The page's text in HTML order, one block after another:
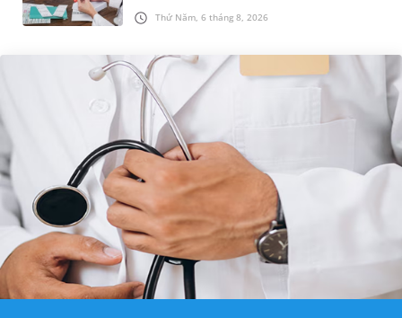
Thứ Năm, 6 tháng 8, 2026
nhỏ ở vùng bẹn hoặc cơ quan sinh dục. Nếu
hạch mới xuất hiện, kích th...